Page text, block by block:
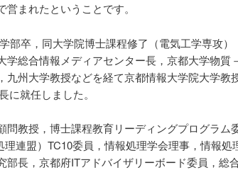
まれたということです。
部卒，同大学院博士課程修了（電気工学専攻
学総合情報メディアセンター長，京都大学物質
九州大学教授などを経て京都情報大学院大学教
に就任しました。
問教授，博士課程教育リーディングプログラム
連盟）TC10委員，情報処理学会理事，情報処
部長，京都府ITアドバイザリーボード委員，総